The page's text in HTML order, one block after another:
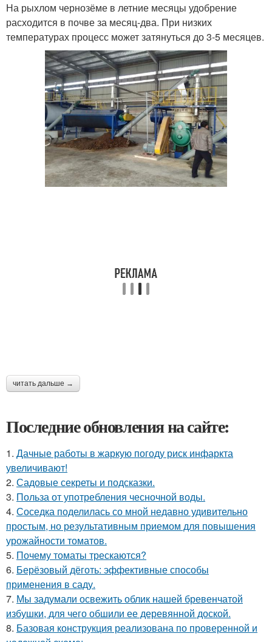
На рыхлом чернозёме в летние месяцы удобрение
расходится в почве за месяц-два. При низких
температурах процесс может затянуться до 3-5 месяцев.
читать дальше →
Последние обновления на сайте:
1. Дачные работы в жаркую погоду риск инфаркта
увеличивают!
2. Садовые секреты и подсказки.
3. Польза от употребления чесночной воды.
4. Соседка поделилась со мной недавно удивительно
простым, но результативным приемом для повышения
урожайности томатов.
5. Почему томаты трескаются?
6. Берёзовый дёготь: эффективные способы
применения в саду.
7. Мы задумали освежить облик нашей бревенчатой
избушки, для чего обшили ее деревянной доской.
8. Базовая конструкция реализована по проверенной и